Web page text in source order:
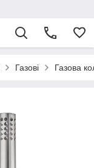
Газові Газова